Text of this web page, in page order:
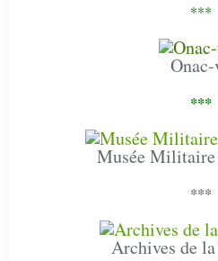
***
***
Musée
***
Archives de